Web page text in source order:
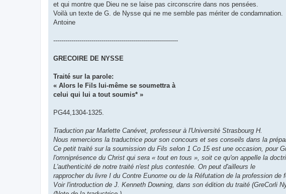
et qui montre que Dieu ne se laise pas circonscrire dans nos pensées.
Voilà un texte de G. de Nysse qui ne me semble pas mériter de condamnation.
Antoine
--------------------------------------------------------------
GRECOIRE DE NYSSE
Traité sur la parole:
« Alors le Fils lui-même se soumettra à
celui qui lui a tout soumis* »
PG44,1304-1325.
Traduction par Marlette Canévet, professeur à l'Université Strasbourg H.
Nous remercions la traductrice pour son concours et ses conseils dans la
Ce petit traité sur la soumission du Fils selon 1 Co 15 est une occasion, pour
l'omniprésence du Christ qui sera « tout en tous », soit ce qu'on appelle la
L'authenticité de notre traité n'est plus contestée. On peut d'ailleurs le
rapprocher du livre I du Contre Eunome ou de la Réfutation de la profession
Voir l'introduction de J. Kenneth Downing, dans son édition du traité (GreCorli